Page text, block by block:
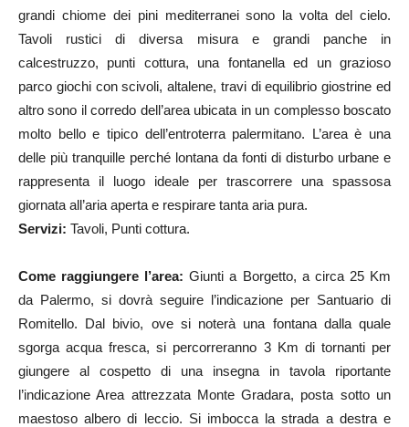
grandi chiome dei pini mediterranei sono la volta del cielo.
Tavoli rustici di diversa misura e grandi panche in
calcestruzzo, punti cottura, una fontanella ed un grazioso
parco giochi con scivoli, altalene, travi di equilibrio giostrine ed
altro sono il corredo dell’area ubicata in un complesso boscato
molto bello e tipico dell’entroterra palermitano. L’area è una
delle più tranquille perché lontana da fonti di disturbo urbane e
rappresenta il luogo ideale per trascorrere una spassosa
giornata all’aria aperta e respirare tanta aria pura.
Servizi: Tavoli, Punti cottura.
Come raggiungere l’area:Giunti a Borgetto, a circa 25 Km
da Palermo, si dovrà seguire l’indicazione per Santuario di
Romitello. Dal bivio, ove si noterà una fontana dalla quale
sgorga acqua fresca, si percorreranno 3 Km di tornanti per
giungere al cospetto di una insegna in tavola riportante
l’indicazione Area attrezzata Monte Gradara, posta sotto un
maestoso albero di leccio. Si imbocca la strada a destra e